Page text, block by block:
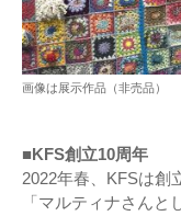
画像は展示作品（非売品）
■KFS創立10周年
2022年春、KFSは創
「マルティナさん